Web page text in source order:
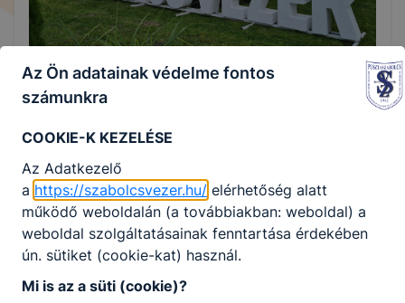
Az Ön adatainak védelme fontos
számunkra
COOKIE-K KEZELÉSE
Az Adatkezelő
a https://szabolcsvezer.hu/ elérhetőség alatt
működő weboldalán (a továbbiakban: weboldal) a
weboldal szolgáltatásainak fenntartása érdekében
ún. sütiket (cookie-kat) használ.
Mi is az a süti (cookie)?